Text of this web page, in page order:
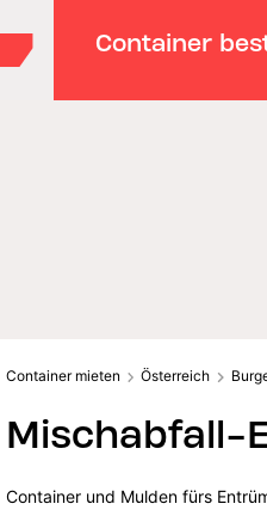
Container
Container mieten Österreich
Mischabfall-
Container und Mulden fürs